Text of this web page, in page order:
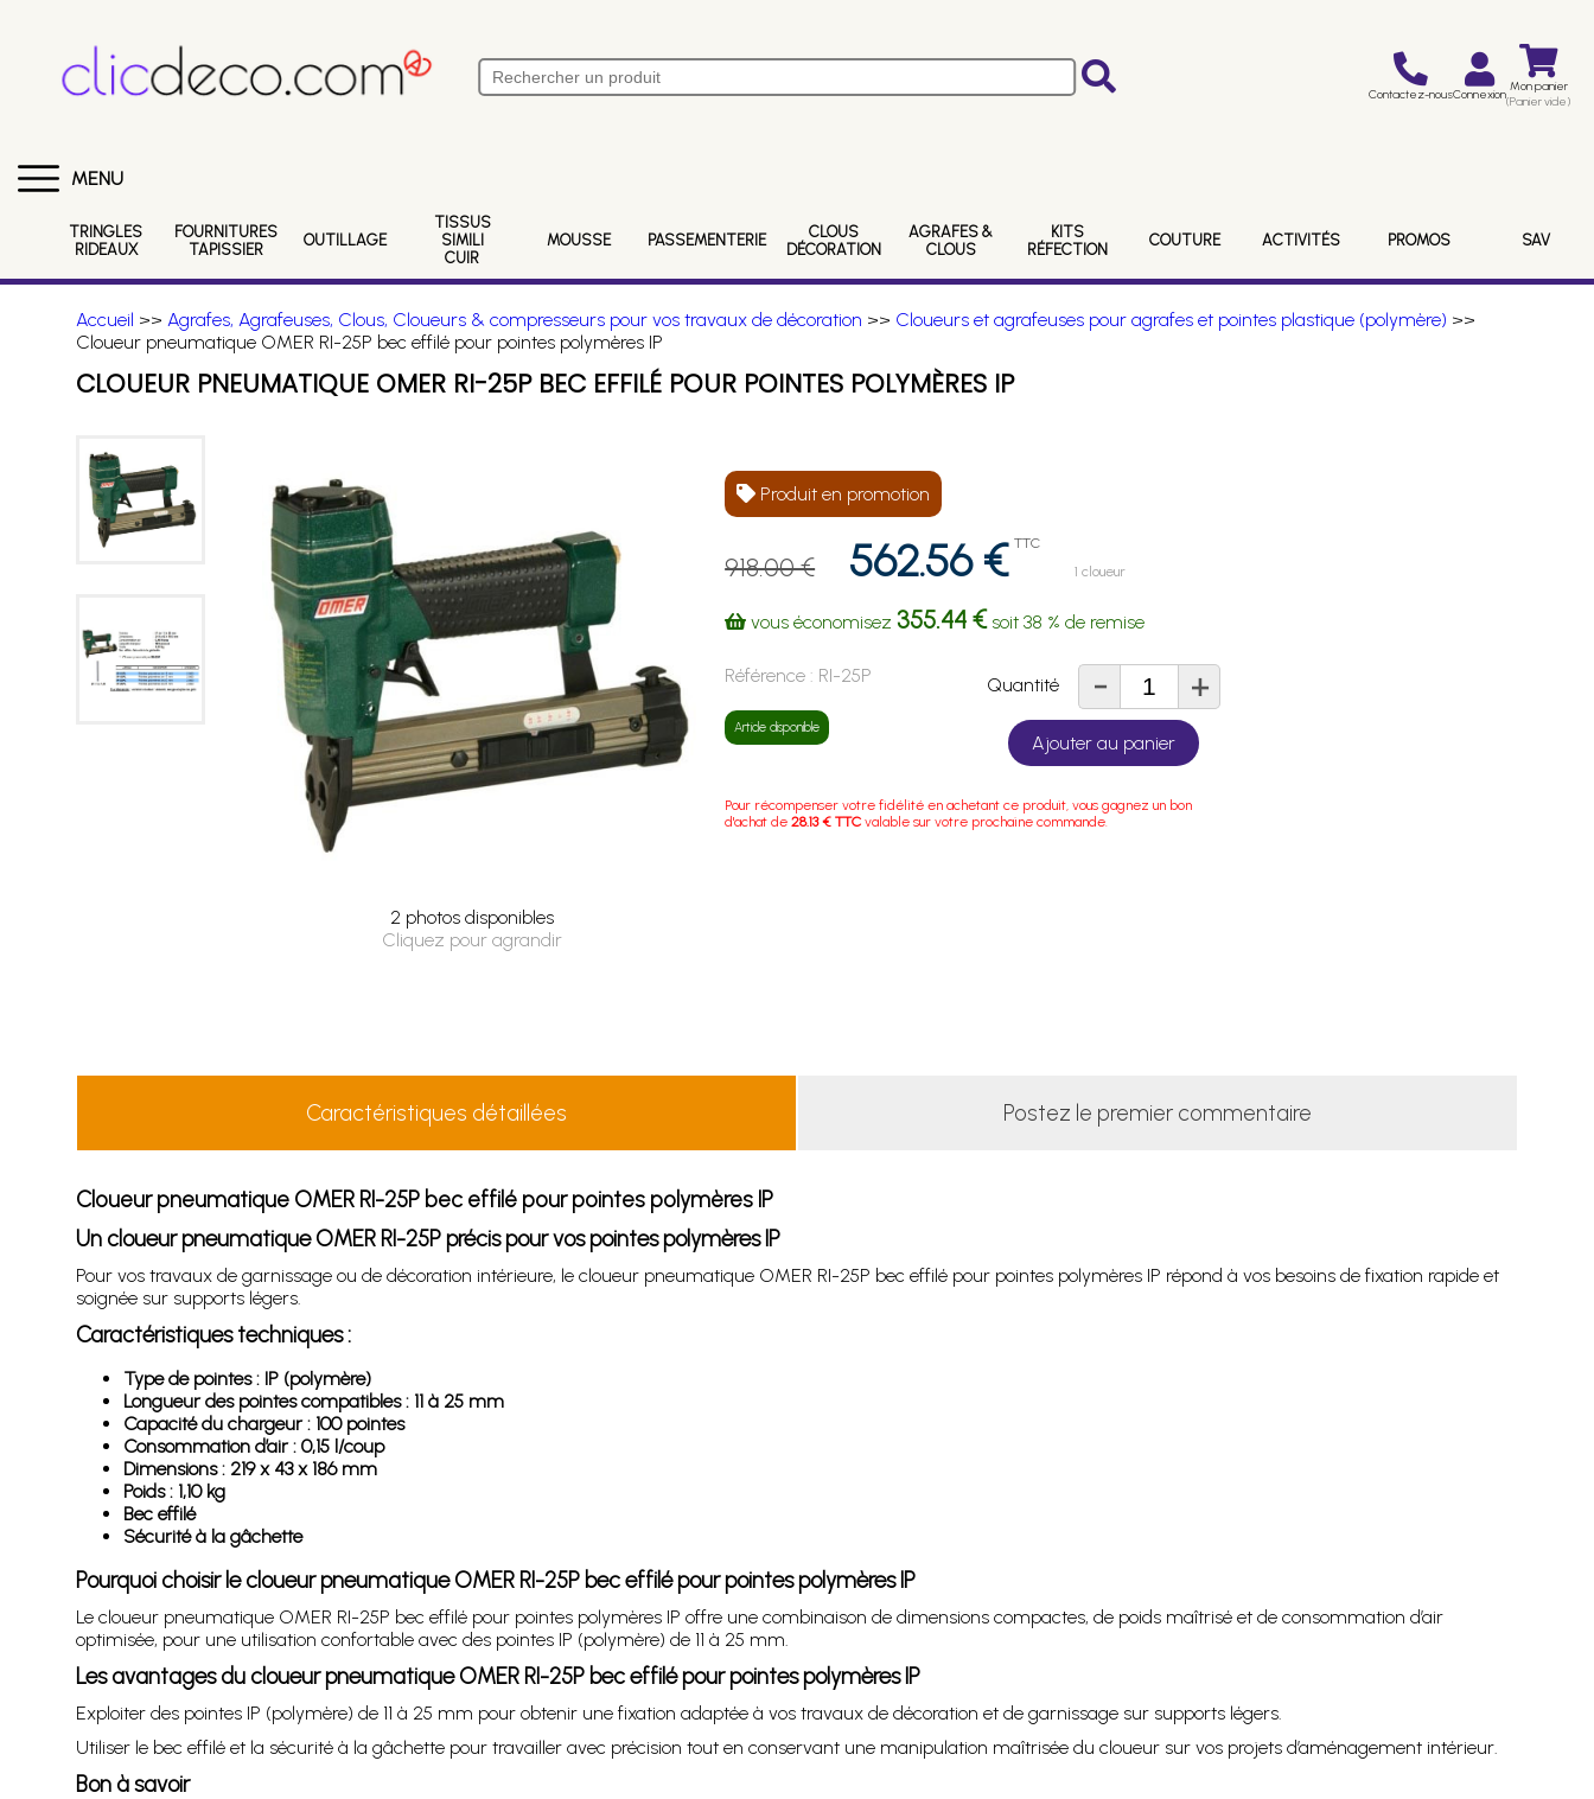
Contactez-nousConnexion Mon panier
(Panier vide)
MENU
TRINGLES
RIDEAUX
FOURNITURES
TAPISSIER
OUTILLAGE
TISSUS
SIMILI
CUIR
MOUSSE PASSEMENTERIE
CLOUS
DÉCORATION
AGRAFES &
CLOUS
KITS
RÉFECTION
COUTURE ACTIVITÉS PROMOS SAV
Accueil >> Agrafes, Agrafeuses, Clous, Cloueurs & compresseurs pour vos travaux de décoration >> Cloueurs et agrafeuses pour agrafes et pointes plastique (polymère) >>
Cloueur pneumatique OMER RI-25P bec effilé pour pointes polymères IP
CLOUEUR PNEUMATIQUE OMER RI-25P BEC EFFILÉ POUR POINTES POLYMÈRES IP
2 photos disponibles
Cliquez pour agrandir
Produit en promotion
918.00 € 562.56 € TTC
1 cloueur
vous économisez 355.44 €soit38 % de remise
Référence : RI-25P
Article disponible
Quantité - +
Ajouter au panier
Pour récompenser votre fidélité en achetant ce produit, vous gagnez un bon
d'achat de28.13 € TTC valable sur votre prochaine commande.
Caractéristiques détaillées Postez le premier commentaire
Cloueur pneumatique OMER RI-25P bec effilé pour pointes polymères IP
Un cloueur pneumatique OMER RI-25P précis pour vos pointes polymères IP
Pour vos travaux de garnissage ou de décoration intérieure, le cloueur pneumatique OMER RI-25P bec effilé pour pointes polymères IP répond à vos besoins de fixation rapide et
soignée sur supports légers.
Caractéristiques techniques :
Type de pointes : IP (polymère)
Longueur des pointes compatibles : 11 à 25 mm
Capacité du chargeur : 100 pointes
Consommation d’air : 0,15 l/coup
Dimensions : 219 x 43 x 186 mm
Poids : 1,10 kg
Bec effilé
Sécurité à la gâchette
Pourquoi choisir le cloueur pneumatique OMER RI-25P bec effilé pour pointes polymères IP
Le cloueur pneumatique OMER RI-25P bec effilé pour pointes polymères IP offre une combinaison de dimensions compactes, de poids maîtrisé et de consommation d’air
optimisée, pour une utilisation confortable avec des pointes IP (polymère) de 11 à 25 mm.
Les avantages du cloueur pneumatique OMER RI-25P bec effilé pour pointes polymères IP
Exploiter des pointes IP (polymère) de 11 à 25 mm pour obtenir une fixation adaptée à vos travaux de décoration et de garnissage sur supports légers.
Utiliser le bec effilé et la sécurité à la gâchette pour travailler avec précision tout en conservant une manipulation maîtrisée du cloueur sur vos projets d’aménagement intérieur.
Bon à savoir